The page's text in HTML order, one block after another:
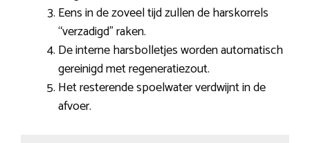
Eens in de zoveel tijd zullen de harskorrels
“verzadigd” raken.
De interne harsbolletjes worden automatisch
gereinigd met regeneratiezout.
Het resterende spoelwater verdwijnt in de
afvoer.